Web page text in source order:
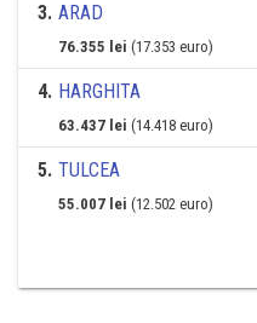
3. ARAD
76.355 lei (17.353 euro)
4. HARGHITA
63.437 lei (14.418 euro)
5. TULCEA
55.007 lei (12.502 euro)